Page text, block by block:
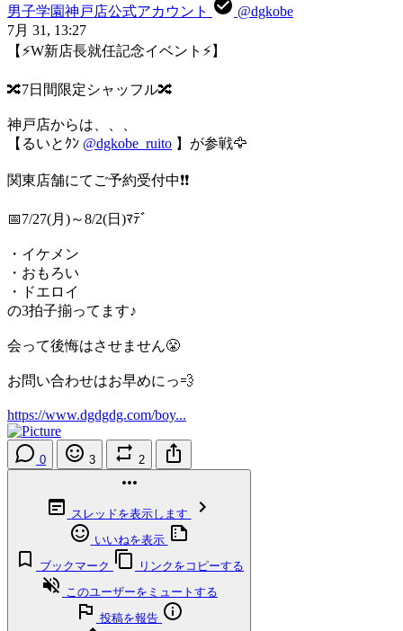
男子学園神戸店公式アカウント
@dgkobe
7月 31, 13:27
【⚡W新店長就任記念イベント⚡】
🔀7日間限定シャッフル🔀
神戸店からは、、、
【るいとｸﾝ @dgkobe_ruito 】が参戦🦅
関東店舗にてご予約受付中❗❗
📅7/27(月)～8/2(日)ﾏﾃﾞ
・イケメン
・おもろい
・ドエロイ
の3拍子揃ってます♪
会って後悔はさせません😤
お問い合わせはお早めにっ💨
https://www.dgdgdg.com/boy...
0 3 2
スレッドを表示します
いいねを表示
ブックマーク
リンクをコピーする
このユーザーをミュートする
投稿を報告